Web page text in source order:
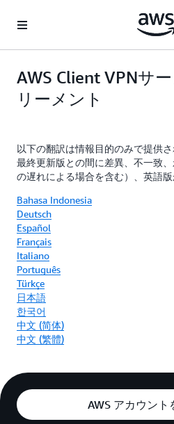
AWS Client VPNサ
リーメント
以下の翻訳は情報目的のみで提供
最終更新版との間に差異、不一致
の遅れによる場合を含む）、英語版
Bahasa Indonesia
Deutsch
Español
Français
Italiano
Português
Türkçe
日本語
한국어
中文 (简体)
中文 (繁體)
AWS アカウント